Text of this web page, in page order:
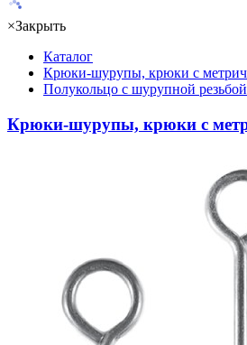
×Закрыть
Каталог
Крюки-шурупы, крюки с
Полукольцо с шурупной резьбой
Крюки-шурупы, крюки с